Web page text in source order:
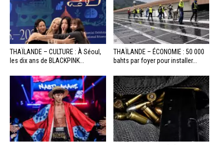
THAÏLANDE – CULTURE : À Séoul,
les dix ans de BLACKPINK...
THAÏLANDE – ÉCONOMIE : 50 000
bahts par foyer pour installer...